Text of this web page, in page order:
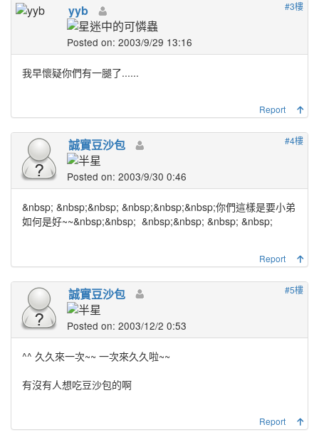
#3樓
yyb
Posted on: 2003/9/29 13:16
我早懷疑你們有一腿了......
Report
#4樓
誠實豆沙包
Posted on: 2003/9/30 0:46
&nbsp; &nbsp;&nbsp; &nbsp;&nbsp;&nbsp;你們這樣是要小弟
如何是好~~&nbsp;&nbsp; &nbsp;&nbsp; &nbsp; &nbsp;
Report
#5樓
誠實豆沙包
Posted on: 2003/12/2 0:53
^^ 久久來一次~~ 一次來久久啦~~
有沒有人想吃豆沙包的啊
Report